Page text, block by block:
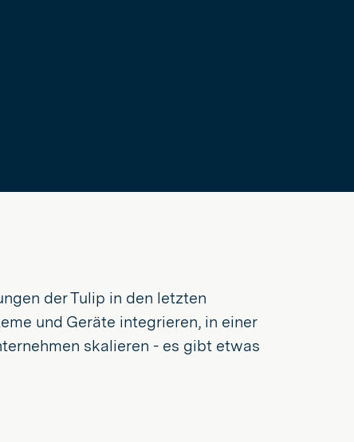
der Tulip in den letzten
und Geräte integrieren, in einer
skalieren - es gibt etwas